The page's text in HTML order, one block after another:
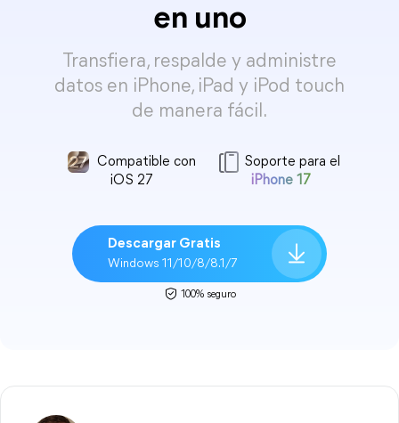
en uno
Transfiera, respalde y administre
datos en iPhone, iPad y iPod touch
de manera fácil.
Compatible con
iOS 27
Soporte para el
iPhone 17
Descargar Gratis
Windows 11/10/8/8.1/7
100% seguro